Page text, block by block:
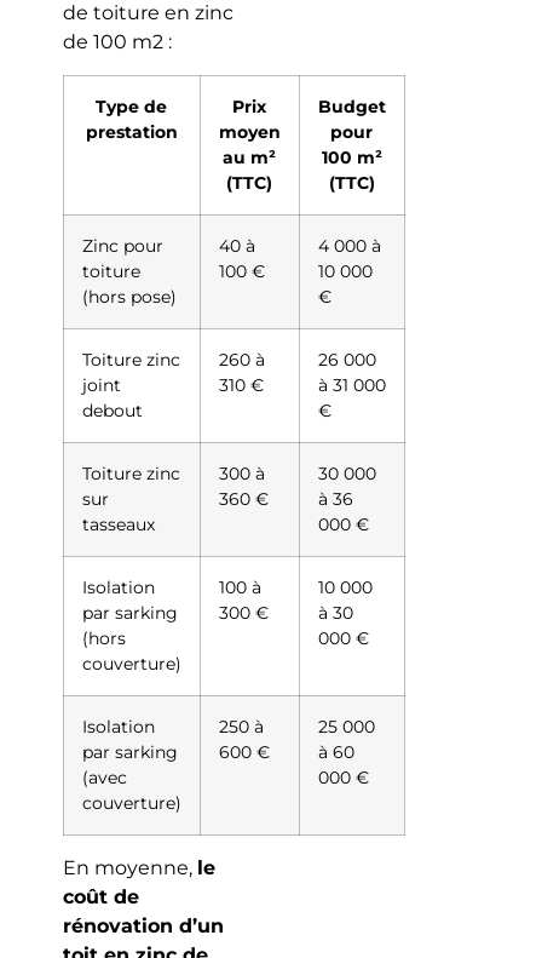
de toiture en zinc
de 100 m2 :
Type de
prestation
Prix
moyen
au m²
(TTC)
Budget
pour
100 m²
(TTC)
Zinc pour
toiture
(hors pose)
40 à
100 €
4 000 à
10 000
€
Toiture zinc
joint
debout
260 à
310 €
26 000
à 31 000
€
Toiture zinc
sur
tasseaux
300 à
360 €
30 000
à 36
000 €
Isolation
par sarking
(hors
couverture)
100 à
300 €
10 000
à 30
000 €
Isolation
par sarking
(avec
couverture)
250 à
600 €
25 000
à 60
000 €
En moyenne, le
coût de
rénovation d’un